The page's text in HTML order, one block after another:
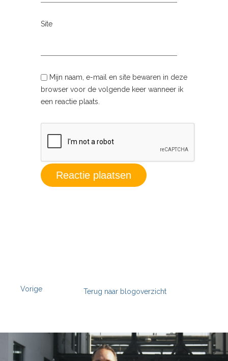
Site
Mijn naam, e-mail en site bewaren in deze
browser voor de volgende keer wanneer ik
een reactie plaats.
Vorige Terug naar blogoverzicht